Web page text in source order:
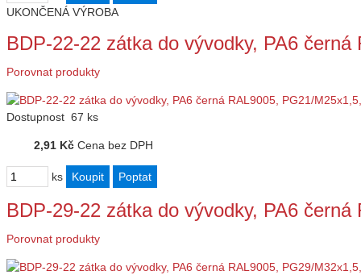
UKONČENÁ VÝROBA
BDP-22-22 zátka do vývodky, PA6
Porovnat produkty
Dostupnost 67 ks
2,91 Kč Cena bez DPH
ks
BDP-29-22 zátka do vývodky, PA6
Porovnat produkty